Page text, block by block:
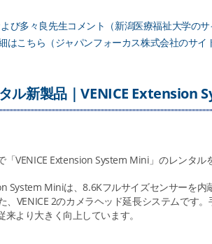
び多々良先生コメント（新潟医療福祉大学の
はこちら（ジャパンフォーカス株式会社のサイ
ル新製品｜VENICE Extension
「VENICE Extension System Mini」のレンタル
System Miniは、8.6Kフルサイズセンサーを
、VENICE 2のカメラヘッド延長システムです
来より大きく向上しています。